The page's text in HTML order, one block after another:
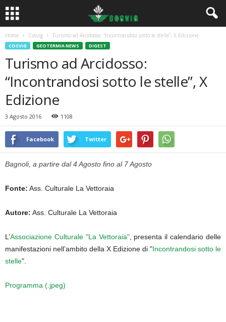
Home Cosvig Turismo ad Arcidosso: “Incontrandosi sotto le stelle”, X Edizione
COSVIG GEOTERMIA NEWS DIGEST
Turismo ad Arcidosso:
“Incontrandosi sotto le stelle”, X
Edizione
3 Agosto 2016 1108
Facebook Twitter
Bagnoli, a partire dal 4 Agosto fino al 7 Agosto
Fonte: Ass. Culturale La Vettoraia
Autore: Ass. Culturale La Vettoraia
L’Associazione Culturale "La Vettoraia", presenta il calendario delle
manifestazioni nell’ambito della X Edizione di "Incontrandosi sotto le
stelle".
Programma (.jpeg)